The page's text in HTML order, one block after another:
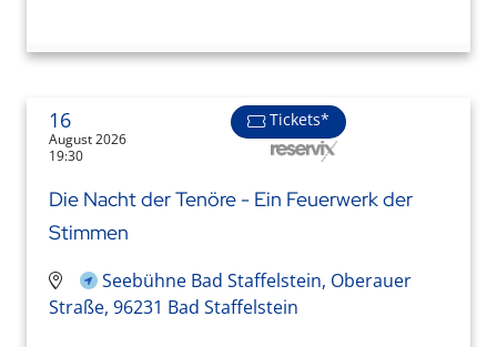
16
August 2026
19:30
Tickets*
Die Nacht der Tenöre - Ein Feuerwerk der
Stimmen
Seebühne Bad Staffelstein, Oberauer
Straße, 96231 Bad Staffelstein